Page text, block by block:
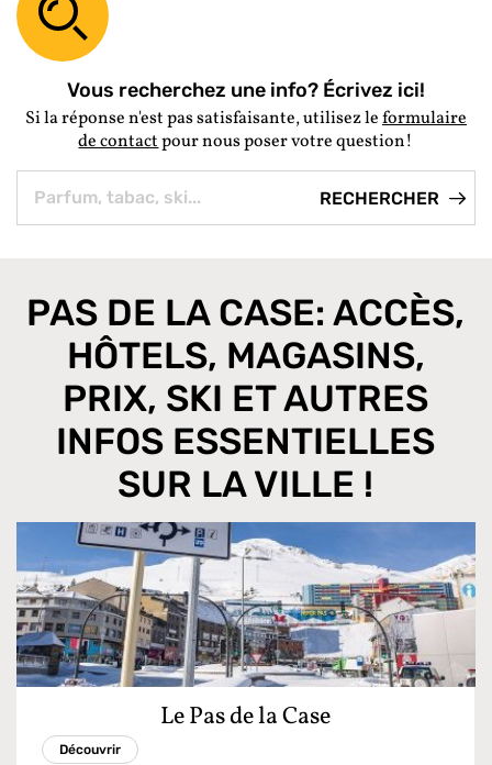
Vous recherchez une info? Écrivez ici!
Si la réponse n'est pas satisfaisante, utilisez leformulaire
de contactpour nous poser votre question!
PAS DE LA CASE: ACCÈS,
HÔTELS, MAGASINS,
PRIX, SKI ET AUTRES
INFOS ESSENTIELLES
SUR LA VILLE !
Le Pas de la Case
Découvrir